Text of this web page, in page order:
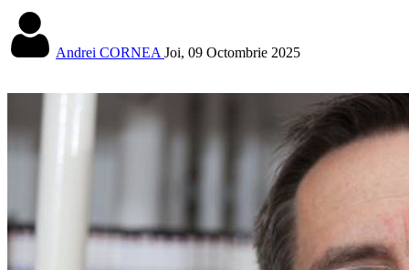
Andrei CORNEA Joi, 09 Octombrie 2025